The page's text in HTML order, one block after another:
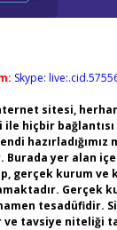
Skype:
sitesi,
ile hiçbir
Burada yer alan
gerçek kurum ve
Gerçek
tesadüfidir.
tavsiye niteliği